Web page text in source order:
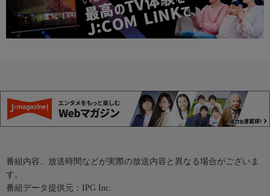
番組内容、放送時間などが実際の放送内容と異なる場合がございま
す。
番組データ提供元：IPG Inc.